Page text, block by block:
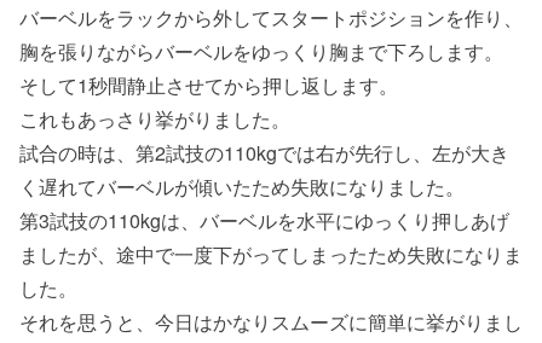
バーベルをラックから外してスタートポジションを作り、
胸を張りながらバーベルをゆっくり胸まで下ろします。
そして1秒間静止させてから押し返します。
これもあっさり挙がりました。
試合の時は、第2試技の110kgでは右が先行し、左が大き
く遅れてバーベルが傾いたため失敗になりました。
第3試技の110kgは、バーベルを水平にゆっくり押しあげ
ましたが、途中で一度下がってしまったため失敗になりま
した。
それを思うと、今日はかなりスムーズに簡単に挙がりまし